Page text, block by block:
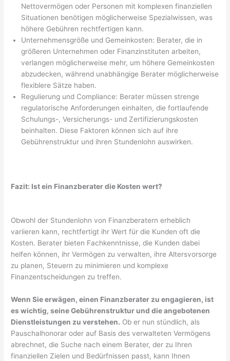
Nettovermögen oder Personen mit komplexen finanziellen
Situationen benötigen möglicherweise Spezialwissen, was
höhere Gebühren rechtfertigen kann.
Unternehmensgröße und Gemeinkosten: Berater, die in
größeren Unternehmen oder Finanzinstituten arbeiten,
verlangen möglicherweise mehr, um höhere Gemeinkosten
abzudecken, während unabhängige Berater möglicherweise
flexiblere Sätze haben.
Regulierung und Compliance: Berater müssen strenge
regulatorische Anforderungen einhalten, die fortlaufende
Schulungs-, Versicherungs- und Zertifizierungskosten
beinhalten. Diese Faktoren können sich auf ihre
Gebührenstruktur und ihren Stundenlohn auswirken.
Fazit: Ist ein Finanzberater die Kosten wert?
Obwohl der Stundenlohn von Finanzberatern erheblich
variieren kann, rechtfertigt ihr Wert für die Kunden oft die
Kosten. Berater bieten Fachkenntnisse, die Kunden dabei
helfen können, ihr Vermögen zu verwalten, ihre Altersvorsorge
zu planen, Steuern zu minimieren und komplexe
Finanzentscheidungen zu treffen.
Wenn Sie erwägen, einen Finanzberater zu engagieren, ist
es wichtig, seine Gebührenstruktur und die angebotenen
Dienstleistungen zu verstehen. Ob er nun stündlich, als
Pauschalhonorar oder auf Basis des verwalteten Vermögens
abrechnet, die Suche nach einem Berater, der zu Ihren
finanziellen Zielen und Bedürfnissen passt, kann Ihnen